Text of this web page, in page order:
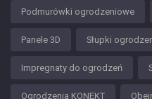
Podmurówki ogrodzeniowe
Panele 3D Słupki
Impregnaty do ogrodzeń
Ogrodzenia KONEKT